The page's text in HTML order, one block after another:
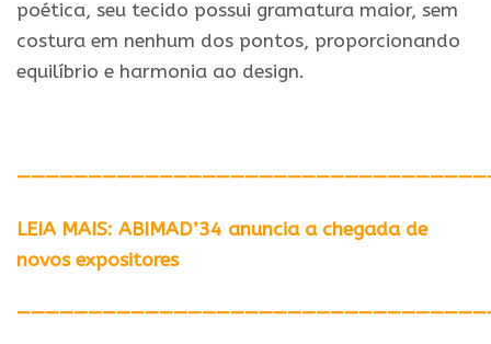
poética, seu tecido possui gramatura maior, sem
costura em nenhum dos pontos, proporcionando
equilíbrio e harmonia ao design.
LEIA MAIS: ABIMAD’34 anuncia a chegada de
novos expositores